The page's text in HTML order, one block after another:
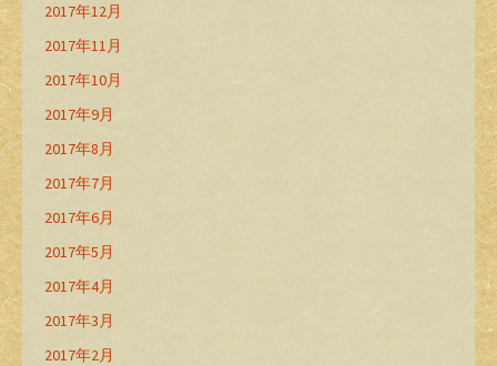
2017年12月
2017年11月
2017年10月
2017年9月
2017年8月
2017年7月
2017年6月
2017年5月
2017年4月
2017年3月
2017年2月